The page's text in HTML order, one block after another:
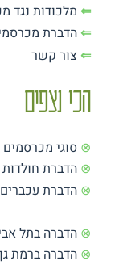
⇐ מלכודות נגד
⇐הדברת
⇐ צור קשר
הכי נצפים
⊗ סוגי מכרסמים
⊗ הדברת חולדות
⊗ הדברת עכברים
⊗ הדברה בתל
⊗ הדברה ברמת גן